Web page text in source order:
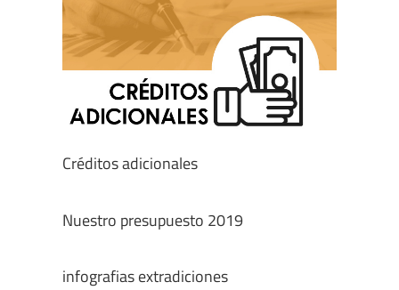
Créditos adicionales
Nuestro presupuesto 2019
infografias extradiciones